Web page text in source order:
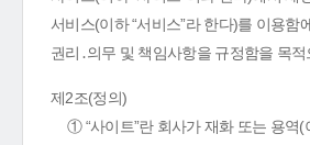
서비스(이하 “서비스”라 한다)를 이용함
권리․의무 및 책임사항을 규정함을 목적
제2조(정의)
① “사이트”란 회사가 재화 또는 용역(